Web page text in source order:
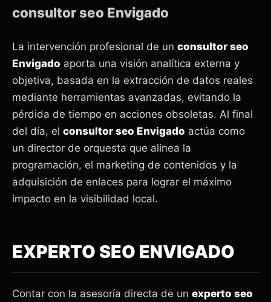
consultor seo Envigado
La intervención profesional de un consultor seo
Envigado aporta una visión analítica externa y
objetiva, basada en la extracción de datos reales
mediante herramientas avanzadas, evitando la
pérdida de tiempo en acciones obsoletas. Al final
del día, el consultor seo Envigado actúa como
un director de orquesta que alinea la
programación, el marketing de contenidos y la
adquisición de enlaces para lograr el máximo
impacto en la visibilidad local.
EXPERTO SEO ENVIGADO
Contar con la asesoría directa de un experto seo